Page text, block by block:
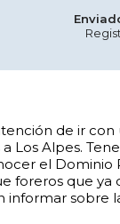
de ir
Los Alpes.
el Dominio
foreros que ya
informar sobre